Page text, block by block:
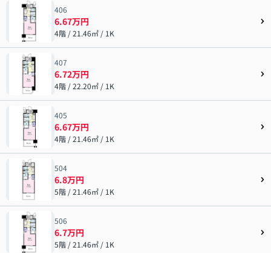
406
6.67万円
4階 / 21.46㎡ / 1K
407
6.72万円
4階 / 22.20㎡ / 1K
405
6.67万円
4階 / 21.46㎡ / 1K
504
6.8万円
5階 / 21.46㎡ / 1K
506
6.7万円
5階 / 21.46㎡ / 1K